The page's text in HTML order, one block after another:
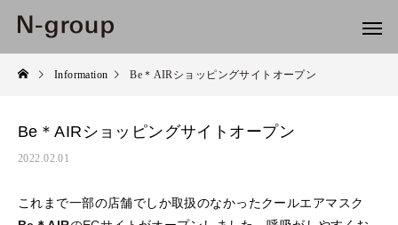
Information Be＊AIRショッピングサイトオープン
Be＊AIRショッピングサイトオープン
2022.02.01
これまで一部の店舗でしか取扱のなかったクールエアマスク